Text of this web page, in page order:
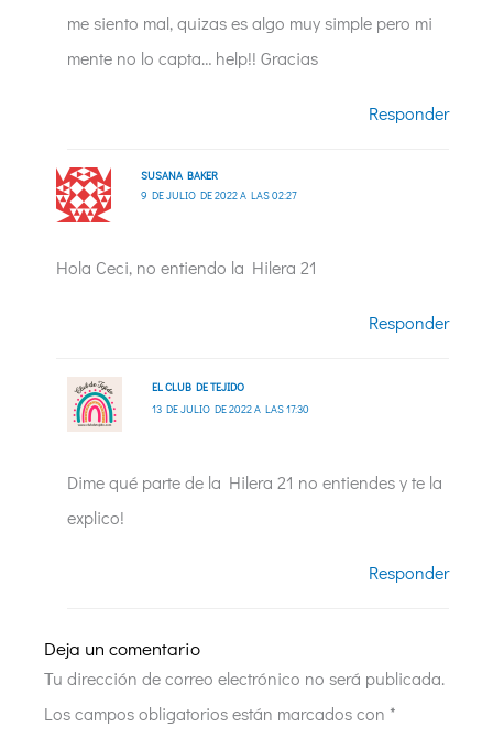
me siento mal, quizas es algo muy simple pero mi
mente no lo capta… help!! Gracias
Responder
SUSANA BAKER
9 DE JULIO DE 2022 A LAS 02:27
Hola Ceci, no entiendo la Hilera 21
Responder
EL CLUB DE TEJIDO
13 DE JULIO DE 2022 A LAS 17:30
Dime qué parte de la Hilera 21 no entiendes y te la
explico!
Responder
Deja un comentario
Tu dirección de correo electrónico no será publicada.
Los campos obligatorios están marcados con *